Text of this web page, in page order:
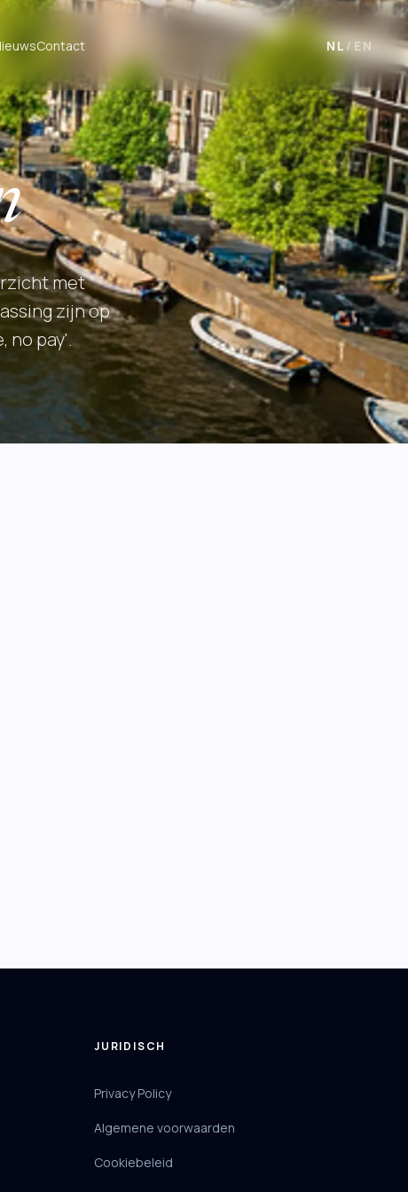
Contact NL / EN
met
zijn op
no pay'.
JURIDISCH
Privacy Policy
Algemene voorwaarden
Cookiebeleid